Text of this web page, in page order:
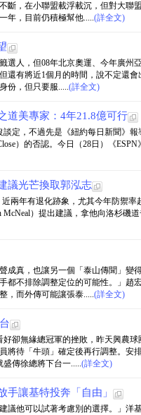
斷，在小聯盟載浮載沉，但對大聯
年，目前仍積極幫他.....(詳全文)
選人，但08年北京奧運、今年廣州
還有將近1個月的時間，說不定還
份，但只要服.....(詳全文)
道美專家：4年21.8億可行
談定，不過先是《紐約每日新聞》
）的否認。今日（28日）《
議光芒換取郭泓志
近兩年有退化跡象，尤其今年防禦
McNeal）提出建議，拿他向洛杉磯
成真，也讓另一個「泰山傳聞」變
都不排除調整定位的可能性。」趙
，而外傳可能讓張泰.....(詳全文)
卻無緣總冠軍的挫敗，昨天興農
將待「牛頭」確定後再行調整。安
傳徐總將下台一.....(詳全文)
手讓基特投奔「自由」
議他可以試著考慮別的選擇。」洋